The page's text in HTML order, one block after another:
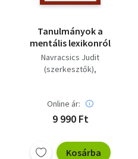
Tanulmányok a
mentális lexikonról
Navracsics Judit
(szerkesztők)
Online ár:
9 990 Ft
Kosárba